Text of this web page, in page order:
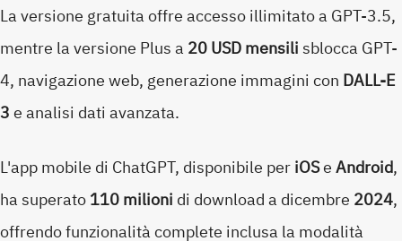
La versione gratuita offre accesso illimitato a GPT-3.5,
mentre la versione Plus a 20 USD mensilisblocca GPT-
4, navigazione web, generazione immagini con DALL-E
3e analisi dati avanzata.
L'app mobile di ChatGPT, disponibile periOSeAndroid,
ha superato110 milioni di download a dicembre 2024,
offrendo funzionalità complete inclusa la modalità